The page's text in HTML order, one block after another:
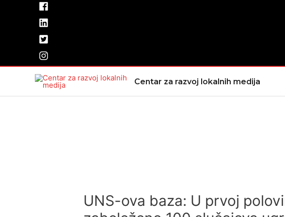
Centar za razvoj lokalnih medija
UNS-ova baza: U prvoj